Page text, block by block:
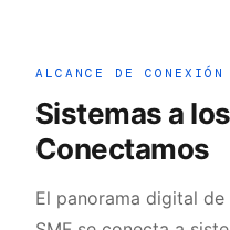
ALCANCE DE CONEXIÓN
Sistemas a
Conectamos
El panorama digital